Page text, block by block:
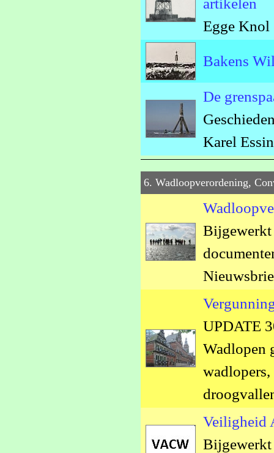
artikelen
Egge Knol
Bakens
De
Karel
6. Wadloopverordening,
Bijgewerkt
UPDATE
Wadlopen
Veiligheid
Bijgewerkt